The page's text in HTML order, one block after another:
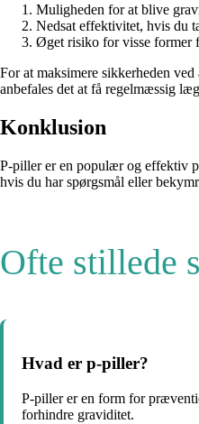
Muligheden for at blive
Nedsat effektivitet, hvis du
Øget risiko for visse former
For at maksimere sikkerheden
anbefales det at få regelmæssig
Konklusion
P-piller er en populær og effektiv
hvis du har spørgsmål eller
Ofte stillede
Hvad er p-piller?
P-piller er en form for
forhindre graviditet.